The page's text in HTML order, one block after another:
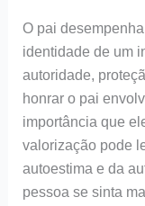
O pai
identidade de um
autoridade,
honrar o pai
importância que
valorização pode
autoestima e da
pessoa se sinta